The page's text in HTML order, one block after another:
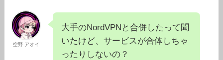
空野 アオイ
大手のNordVPNと合併したって聞
いたけど、サービスが合体しちゃ
ったりしないの？